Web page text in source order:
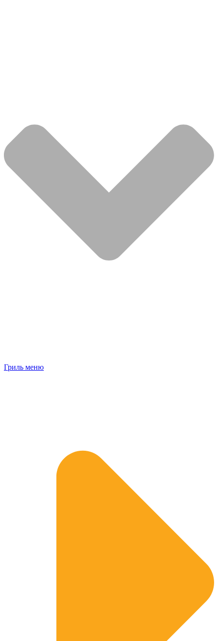
Гриль меню